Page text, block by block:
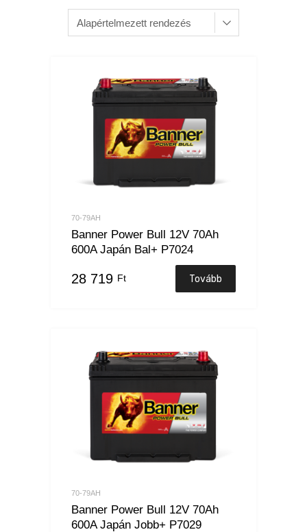
70-79AH
Banner Power Bull 12V 70Ah
600A Japán Bal+ P7024
28 719 Ft Tovább
70-79AH
Banner Power Bull 12V 70Ah
600A Japán Jobb+ P7029